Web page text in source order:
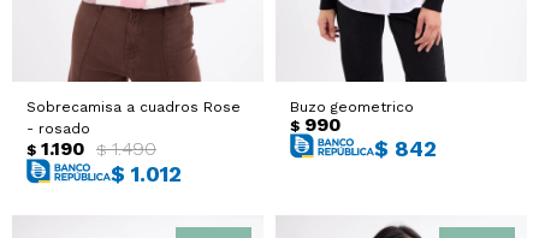
Sobrecamisa a cuadros Rose
- rosado
$ 1.190 $ 1.490
$ 1.012
Buzo geometrico
$ 990
$ 842